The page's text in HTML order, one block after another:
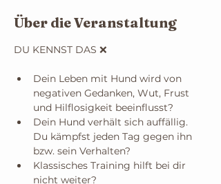
Über die Veranstaltung
DU KENNST DAS ❌
Dein Leben mit Hund wird von
negativen Gedanken, Wut, Frust
und Hilflosigkeit beeinflusst?
Dein Hund verhält sich auffällig.
Du kämpfst jeden Tag gegen ihn
bzw. sein Verhalten?
Klassisches Training hilft bei dir
nicht weiter?